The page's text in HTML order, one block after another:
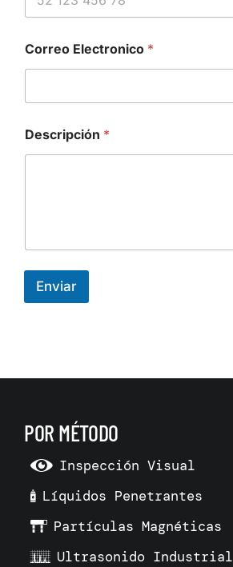
Correo Electronico *
Descripción *
Enviar
POR MÉTODO
Inspección Visual
Líquidos Penetrantes
Partículas Magnéticas
Ultrasonido Industrial